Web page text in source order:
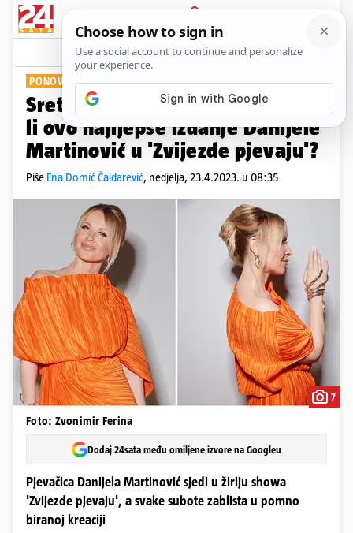
PRIJAVA
Show Komentari
PONOVNO ZABLISTALA
Sretno zaljubljena pjevačica: Je
li ovo najljepše izdanje Danijele
Martinović u 'Zvijezde pjevaju'?
Piše Ena Domić Čaldarević, nedjelja, 23.4.2023. u 08:35
7
Foto: Zvonimir Ferina
Dodaj 24sata među omiljene izvore na Googleu
Pjevačica Danijela Martinović sjedi u žiriju showa
'Zvijezde pjevaju', a svake subote zablista u pomno
biranoj kreaciji